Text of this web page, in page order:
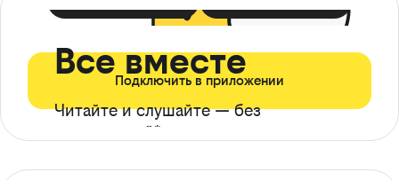
Все вместе
Читайте и слушайте — без
ограничений*
Подключить в приложении